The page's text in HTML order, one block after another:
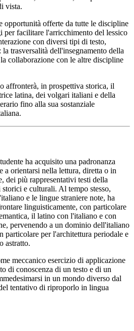
vista.
opportunità offerte da tutte le discipline
facilitare l'arricchimento del lessico
con diversi tipi di testo,
trasversalità dell'insegnamento della
collaborazione con le altre discipline
affronterà, in prospettiva storica, il
latina, dei volgari italiani e della
fino alla sua sostanziale
ha acquisito una padronanza
a orientarsi nella lettura, diretta o in
dei più rappresentativi testi della
e culturali. Al tempo stesso,
e le lingue straniere note, ha
linguisticamente, con particolare
il latino con l'italiano e con
pervenendo a un dominio dell'italiano
particolare per l'architettura periodale e
astratto.
meccanico esercizio di applicazione
di conoscenza di un testo e di un
in un mondo diverso dal
tentativo di riproporlo in lingua